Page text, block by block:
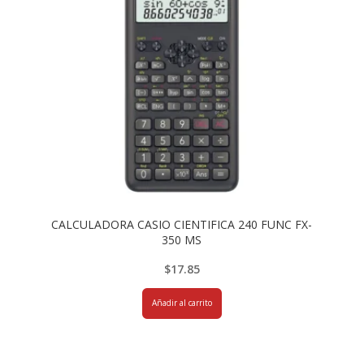
CALCULADORA CASIO CIENTIFICA 240 FUNC FX-
350 MS
$17.85
Añadir al carrito